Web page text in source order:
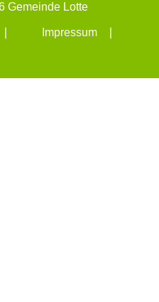
Gemeinde Lotte
Impressum